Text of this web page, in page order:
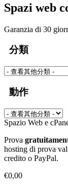
Spazi web
Garanzia di 30
分類
動作
Spazio Web e
Prova
hosting di prova
credito o PayPal.
€0,00